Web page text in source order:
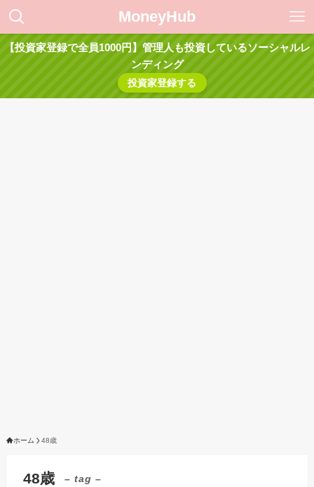
MoneyHub
【投資家登録で全員1000円】管理人も投資しているソーシャルレ
ンディング
投資家登録する
ホーム 48歳
48歳 – tag –